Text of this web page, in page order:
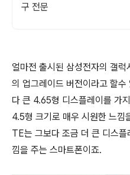
구 전문
얼마전 출시된 삼성전자의 갤
의 업그레이드 버전이라고 할
다 큰 4.65형 디스플레이를 가
4.5형 크기로 매우 시원한 느
TE는 그보다 조금 더 큰 디스
낌을 주는 스마트폰이죠.